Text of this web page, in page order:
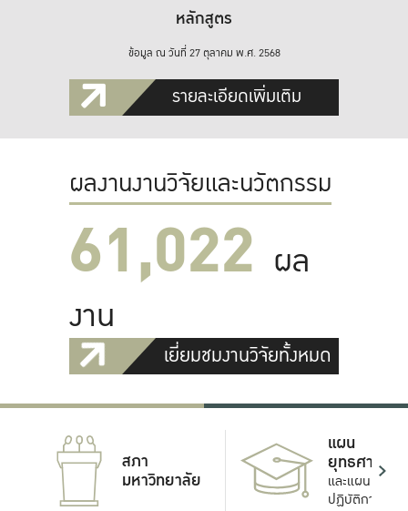
หลักสูตร
ข้อมูล ณ วันที่ 27 ตุลาคม พ.ศ. 2568
รายละเอียดเพิ่มเติม
ผลงานงานวิจัยและนวัตกรรม
61,022 ผล
งาน
เยี่ยมชมงานวิจัยทั้งหมด
สภา
มหาวิทยาลัย
แผน
ยุทธศาสตร์
และแผน
ปฏิบัติการ